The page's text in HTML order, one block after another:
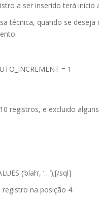
a ser inserido terá início
técnica, quando se
= 1
registros, e excluido
(‘blah’, ‘…’);[/sql]
na posição 4.